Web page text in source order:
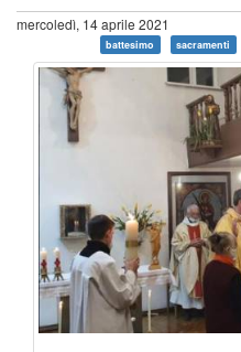
mercoledì, 14 aprile 2021
battesimo sacramenti